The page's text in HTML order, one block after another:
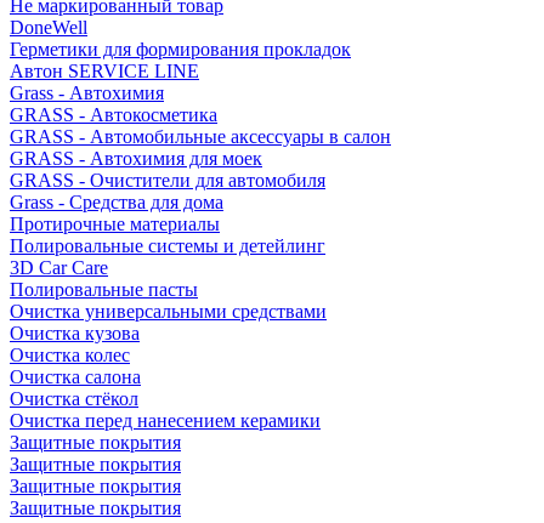
Не маркированный товар
DoneWell
Герметики для формирования прокладок
Автон SERVICE LINE
Grass - Автохимия
GRASS - Автокосметика
GRASS - Автомобильные аксессуары в салон
GRASS - Автохимия для моек
GRASS - Очистители для автомобиля
Grass - Средства для дома
Протирочные материалы
Полировальные системы и детейлинг
3D Car Care
Полировальные пасты
Очистка универсальными средствами
Очистка кузова
Очистка колес
Очистка салона
Очистка стёкол
Очистка перед нанесением керамики
Защитные покрытия
Защитные покрытия
Защитные покрытия
Защитные покрытия